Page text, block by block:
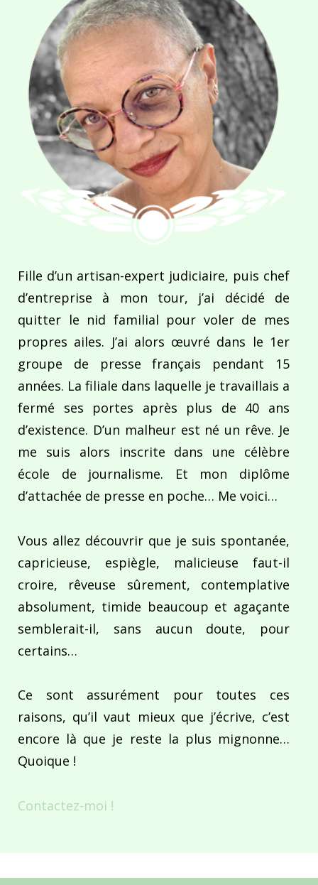
Fille d’un artisan-expert judiciaire, puis chef
d’entreprise à mon tour, j’ai décidé de
quitter le nid familial pour voler de mes
propres ailes. J’ai alors œuvré dans le 1er
groupe de presse français pendant 15
années. La filiale dans laquelle je travaillais a
fermé ses portes après plus de 40 ans
d’existence. D’un malheur est né un rêve. Je
me suis alors inscrite dans une célèbre
école de journalisme. Et mon diplôme
d’attachée de presse en poche… Me voici…
Vous allez découvrir que je suis spontanée,
capricieuse, espiègle, malicieuse faut-il
croire, rêveuse sûrement, contemplative
absolument, timide beaucoup et agaçante
semblerait-il, sans aucun doute, pour
certains…
Ce sont assurément pour toutes ces
raisons, qu’il vaut mieux que j’écrive, c’est
encore là que je reste la plus mignonne…
Quoique !
Contactez-moi !